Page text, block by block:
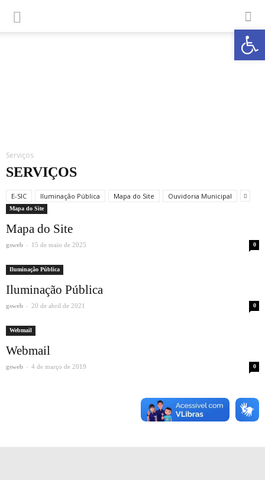
Abrir a
Serviços
SERVIÇOS
E-SIC Iluminação Pública Mapa do Site Ouvidoria Municipal
Mapa do Site
Mapa do Site
gsweb - 15 de maio de 2025 0
Iluminação Pública
Iluminação Pública
gsweb - 20 de abril de 2021 0
Webmail
Webmail
gsweb - 4 de março de 2019 0